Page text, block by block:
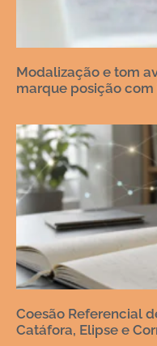
Modalização e tom
marque posição
Coesão Referencial
Catáfora, Elipse e